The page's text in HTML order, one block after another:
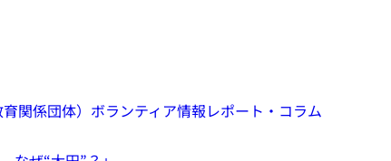
関係団体） ボランティア情報レポート・コラム